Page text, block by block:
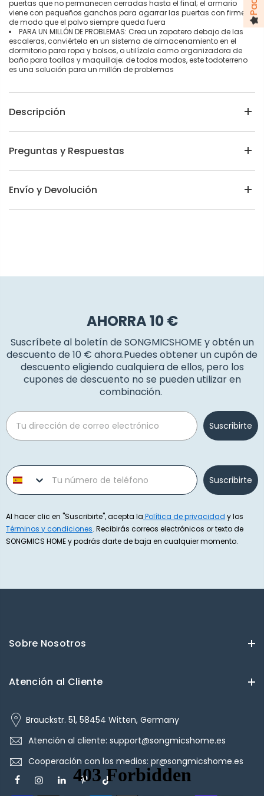
puertas que no permanecen cerradas hasta el final; el armario
viene con pequeños ganchos para agarrar las puertas con firmeza,
de modo que el polvo siempre queda fuera
PARA UN MILLÓN DE PROBLEMAS: Crea un zapatero debajo de las
escaleras, conviértela en un sistema de almacenamiento en el
dormitorio para ropa y bolsos, o utilízala como organizadora de
baño para toallas y maquillaje; de todos modos, este todoterreno
es una solución para un millón de problemas
Descripción
Preguntas y Respuestas
Envío y Devolución
AHORRA 10 €
Suscríbete al boletín de SONGMICSHOME y obtén un
descuento de 10 € ahora.Puedes obtener un cupón de
descuento eligiendo cualquiera de ellos, pero los
cupones de descuento no se pueden utilizar en
combinación.
Email
Suscribirte
Phone number
Suscribirte
Al hacer clic en "Suscribirte", acepta la Política de privacidad y los
Términos y condiciones. Recibirás correos electrónicos or texto de
SONGMICS HOME y podrás darte de baja en cualquier momento.
Sobre Nosotros
Atención al Cliente
Brauckstr. 51, 58454 Witten, Germany
Atención al cliente: support@songmicshome.es
Cooperación con los medios: pr@songmicshome.es